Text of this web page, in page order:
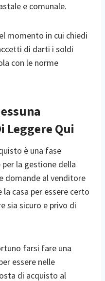
e comunale.
momento in cui chiedi
di darti i soldi
con le norme
Leggere Qui
è una fase
la gestione della
domande al venditore
la casa per essere certo
sia sicuro e privo di
farsi fare una
essere nelle
di acquisto al